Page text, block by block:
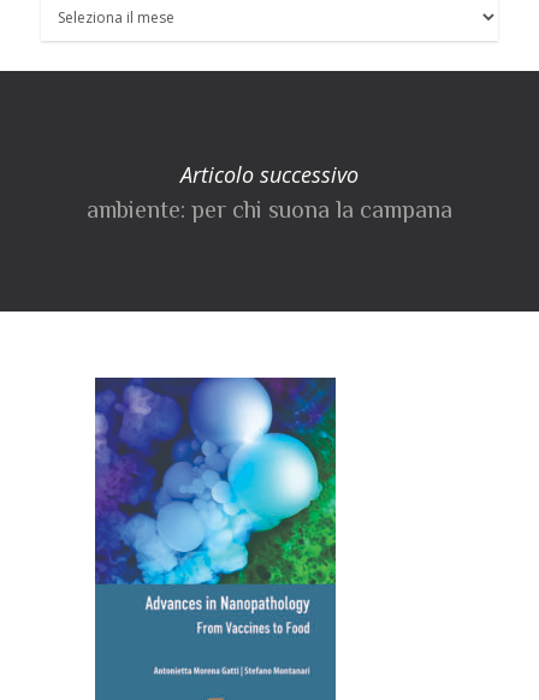
Articolo successivo
ambiente: per chi suona la campana